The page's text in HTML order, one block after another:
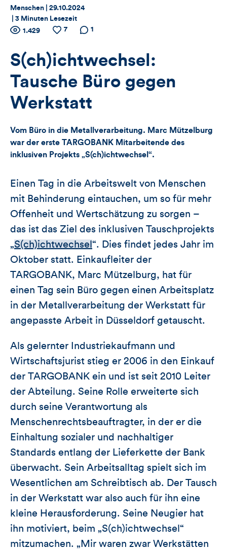
Thema:
Menschen | Datum:
29.10.2024
3 Minuten Lesezeit
Zähler
für
Views,
Likes
Kommentare
dieses
Artikels
Anzahl
Views
1.429
Anzahl
7
Anzahl der
1
S(ch)ichtwechsel:
Tausche Büro gegen
Werkstatt
Vom Büro in die Metallverarbeitung. Marc Mützelburg
war der erste TARGOBANK Mitarbeitende des
inklusiven Projekts „S(ch)ichtwechsel“.
Einen Tag in die Arbeitswelt von Menschen
mit Behinderung eintauchen, um so für mehr
Offenheit und Wertschätzung zu sorgen –
das ist das Ziel des inklusiven Tauschprojekts
„S(ch)ichtwechsel “. Dies findet jedes Jahr im
Oktober statt. Einkaufleiter der
TARGOBANK, Marc Mützelburg, hat für
einen Tag sein Büro gegen einen Arbeitsplatz
in der Metallverarbeitung der Werkstatt für
angepasste Arbeit in Düsseldorf getauscht.
Als gelernter Industriekaufmann und
Wirtschaftsjurist stieg er 2006 in den Einkauf
der TARGOBANK ein und ist seit 2010 Leiter
der Abteilung. Seine Rolle erweiterte sich
durch seine Verantwortung als
Menschenrechtsbeauftragter, in der er die
Einhaltung sozialer und nachhaltiger
Standards entlang der Lieferkette der Bank
überwacht. Sein Arbeitsalltag spielt sich im
Wesentlichen am Schreibtisch ab. Der Tausch
in der Werkstatt war also auch für ihn eine
kleine Herausforderung. Seine Neugier hat
ihn motiviert, beim „S(ch)ichtwechsel“
mitzumachen. „Mir waren zwar Werkstätten